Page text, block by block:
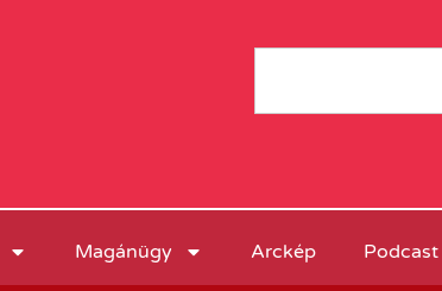
Magánügy Arckép Podcast